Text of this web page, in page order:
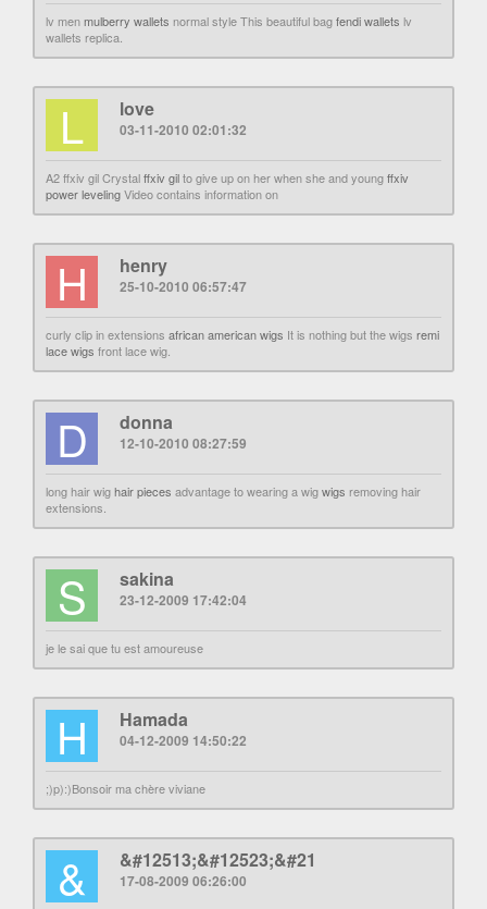
lv menmulberry wallets normal style This beautiful bagfendi wallets lv
wallets replica.
L love
03-11-2010 02:01:32
A2 ffxiv gil Crystalffxiv gilto give up on her when she and youngffxiv
power levelingVideo contains information on
H henry
25-10-2010 06:57:47
curly clip in extensions african american wigs It is nothing but the wigs remi
lace wigs front lace wig.
D donna
12-10-2010 08:27:59
long hair wighair pieces advantage to wearing a wigwigs removing hair
extensions.
S sakina
23-12-2009 17:42:04
je le sai que tu est amoureuse
H Hamada
04-12-2009 14:50:22
;)p):)Bonsoir ma chère viviane
& &#12513;&#12523;&#21
17-08-2009 06:26:00